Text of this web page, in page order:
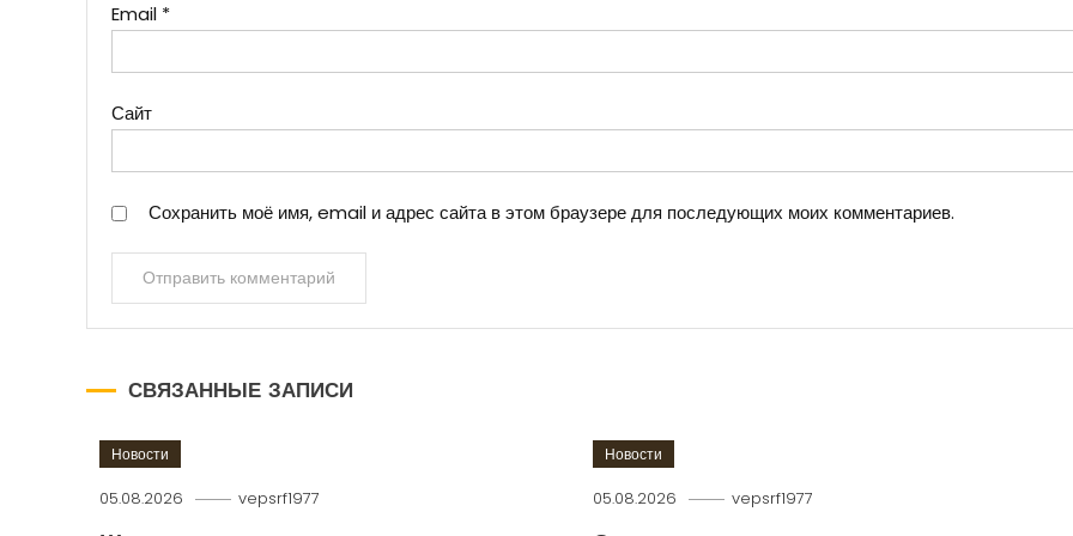
Email *
Сайт
Сохранить моё имя, email и адрес сайта в этом браузере для последующих моих комментариев.
СВЯЗАННЫЕ ЗАПИСИ
Новости
05.08.2026 vepsrf1977
Новости
05.08.2026 vepsrf1977